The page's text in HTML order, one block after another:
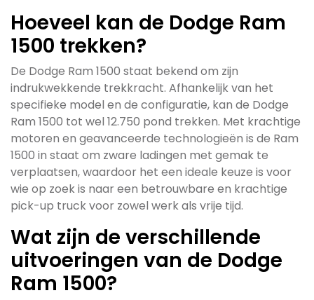
Hoeveel kan de Dodge Ram
1500 trekken?
De Dodge Ram 1500 staat bekend om zijn
indrukwekkende trekkracht. Afhankelijk van het
specifieke model en de configuratie, kan de Dodge
Ram 1500 tot wel 12.750 pond trekken. Met krachtige
motoren en geavanceerde technologieën is de Ram
1500 in staat om zware ladingen met gemak te
verplaatsen, waardoor het een ideale keuze is voor
wie op zoek is naar een betrouwbare en krachtige
pick-up truck voor zowel werk als vrije tijd.
Wat zijn de verschillende
uitvoeringen van de Dodge
Ram 1500?